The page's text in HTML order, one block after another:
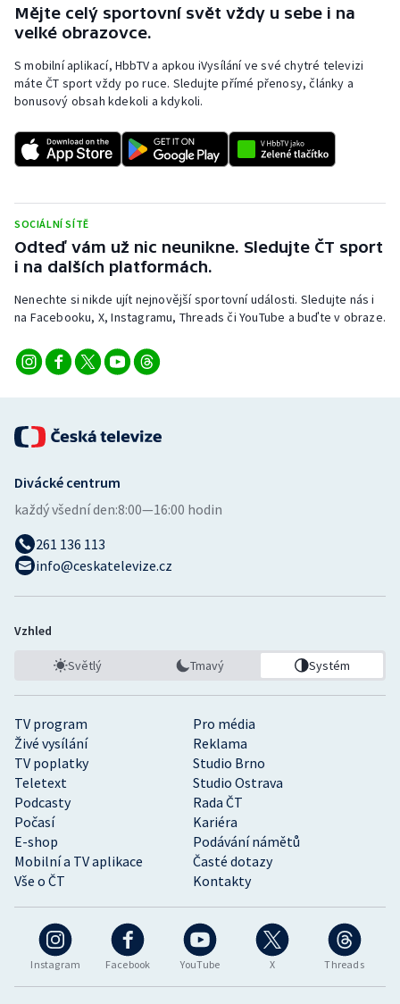
Rychlostní kanoistika
Short track
Stolní tenis
Triatlon
Veslování
Vodní slalom
Ostatní
Mějte celý sportovní svět vždy u sebe i na
velké obrazovce.
S mobilní aplikací, HbbTV a apkou iVysílání ve své chytré televizi
máte ČT sport vždy po ruce. Sledujte přímé přenosy, články a
bonusový obsah kdekoli a kdykoli.
SOCIÁLNÍ SÍTĚ
Odteď vám už nic neunikne. Sledujte ČT sport
i na dalších platformách.
Nenechte si nikde ujít nejnovější sportovní události. Sledujte nás i
na Facebooku, X, Instagramu, Threads či YouTube a buďte v obraze.
Instagram Facebook YouTube X Threads
TV program
Pro média
Živé vysílání
Reklama
TV poplatky
Studio Brno
Teletext
Studio Ostrava
Podcasty
Rada ČT
Počasí
Kariéra
E-shop
Podávání námětů
Mobilní a TV aplikace
Časté dotazy
Vše o ČT
Kontakty
Divácké centrum
každý všední den:8:00—16:00 hodin
261 136 113
info@ceskatelevize.cz
Vzhled
Světlý Tmavý Systém